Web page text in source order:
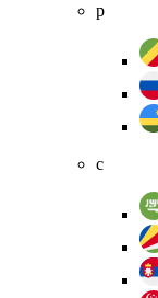
р
с